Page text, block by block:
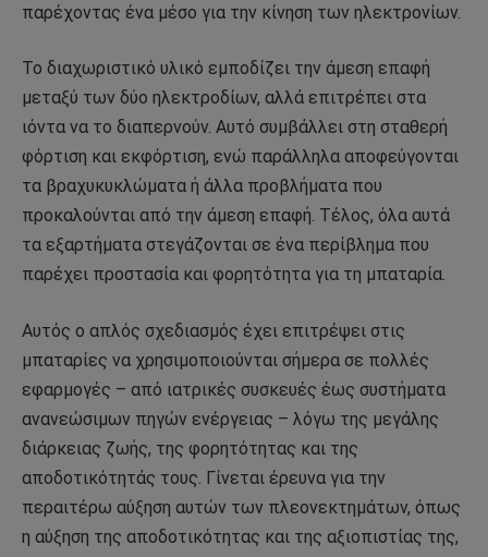
παρέχοντας ένα μέσο για την κίνηση των ηλεκτρονίων.
Το διαχωριστικό υλικό εμποδίζει την άμεση επαφή
μεταξύ των δύο ηλεκτροδίων, αλλά επιτρέπει στα
ιόντα να το διαπερνούν. Αυτό συμβάλλει στη σταθερή
φόρτιση και εκφόρτιση, ενώ παράλληλα αποφεύγονται
τα βραχυκυκλώματα ή άλλα προβλήματα που
προκαλούνται από την άμεση επαφή. Τέλος, όλα αυτά
τα εξαρτήματα στεγάζονται σε ένα περίβλημα που
παρέχει προστασία και φορητότητα για τη μπαταρία.
Αυτός ο απλός σχεδιασμός έχει επιτρέψει στις
μπαταρίες να χρησιμοποιούνται σήμερα σε πολλές
εφαρμογές – από ιατρικές συσκευές έως συστήματα
ανανεώσιμων πηγών ενέργειας – λόγω της μεγάλης
διάρκειας ζωής, της φορητότητας και της
αποδοτικότητάς τους. Γίνεται έρευνα για την
περαιτέρω αύξηση αυτών των πλεονεκτημάτων, όπως
η αύξηση της αποδοτικότητας και της αξιοπιστίας της,